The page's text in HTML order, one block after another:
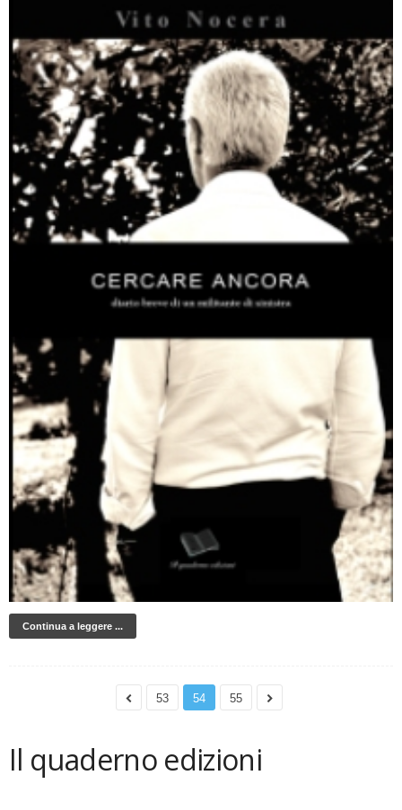
Continua a leggere ...
53 54 55
Il quaderno edizioni